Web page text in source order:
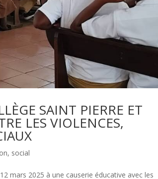
SAINT PIERRE ET
LES VIOLENCES,
, social
mars 2025 à une causerie éducative avec les